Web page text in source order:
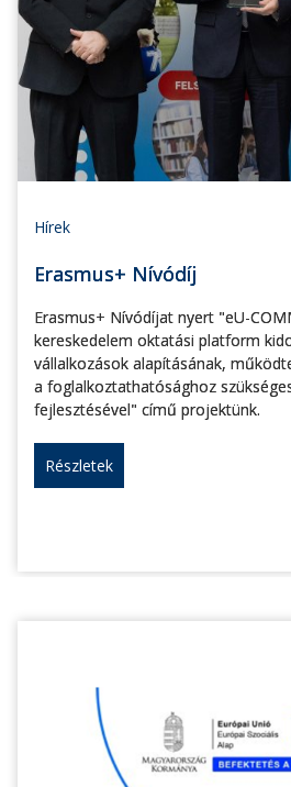
Hírek
Erasmus+ Nívódíj
Erasmus+ Nívódíjat nyert "eU-
kereskedelem oktatási platform
vállalkozások alapításának,
a foglalkoztathatósághoz
fejlesztésével" című projektünk.
Részletek